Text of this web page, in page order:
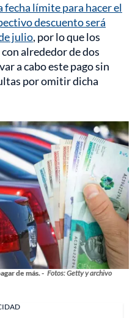
fecha límite para hacer el
descuento será
julio, por lo que los
alrededor de dos
a cabo este pago sin
por omitir dicha
de más. - Fotos: Getty y archivo